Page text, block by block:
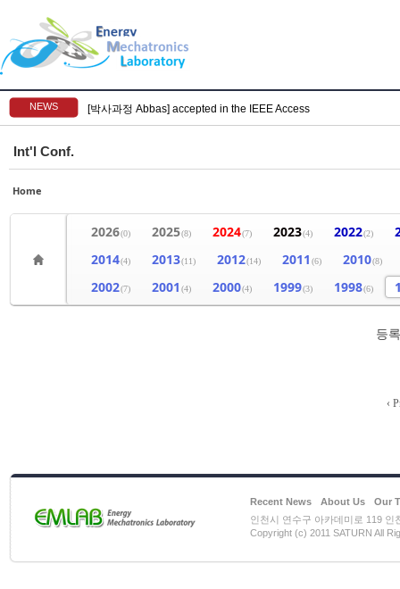
NEWS [박사과정 Abbas] accepted in the IEEE Access
Int'l Conf.
Home
2026(0) 2025(8) 2024(7) 2023(4) 2022(2)
2014(4) 2013(11) 2012(14) 2011 (6) 2010(8)
2002(7) 2001 (4) 2000(4) 1999(3) 1998(6)
등
‹
Recent News About Us
Our
인천시 연수구 아카데미로 119 인
Copyright (c) 2011 SATURN All